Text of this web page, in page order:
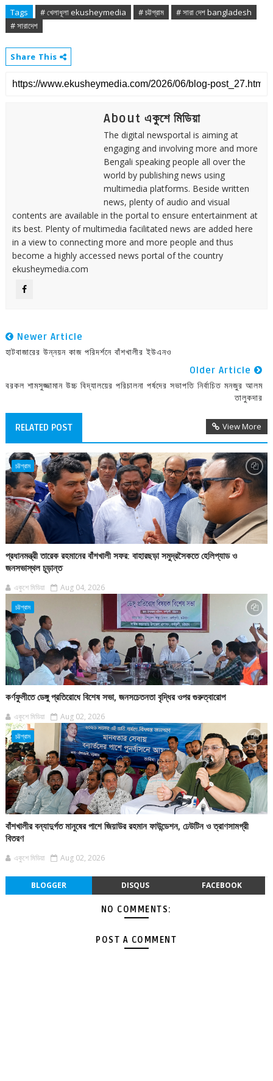
Tags # খেলাধূলা ekusheymedia # চট্টগ্রাম
# সারা দেশ bangladesh
# সারাদেশ
Share This
About একুশে মিডিয়া
The digital newsportal is aiming at
engaging and involving more and more
Bengali speaking people all over the
world by publishing news using
multimedia platforms. Beside written
news, plenty of audio and visual
contents are available in the portal to ensure entertainment at
its best. Plenty of multimedia facilitated news are added here
in a view to connecting more and more people and thus
become a highly accessed news portal of the country
ekusheymedia.com
Newer Article
হাটবাজারের উন্নয়ন কাজ পরিদর্শনে বাঁশখালীর ইউএনও
Older Article
বরকল শামসুজ্জামান উচ্চ বিদ্যালয়ের পরিচালনা পর্ষদের সভাপতি নির্বাচিত মনজুর আলম
তালুকদার
RELATED POST View More
চট্টগ্রাম
প্রধানমন্ত্রী তারেক রহমানের বাঁশখালী সফর: বাহারছড়া সমুদ্রসৈকতে হেলিপ্যাড ও
জনসভাস্থল চূড়ান্ত
একুশে মিডিয়া Aug 04, 2026
চট্টগ্রাম
কর্ণফুলীতে ডেঙ্গু প্রতিরোধে বিশেষ সভা, জনসচেতনতা বৃদ্ধির ওপর গুরুত্বারোপ
একুশে মিডিয়া Aug 02, 2026
চট্টগ্রাম
বাঁশখালীর বন্যাদুর্গত মানুষের পাশে জিয়াউর রহমান ফাউন্ডেশন, ঢেউটিন ও ত্রাণসামগ্রী
বিতরণ
একুশে মিডিয়া Aug 02, 2026
BLOGGER DISQUS FACEBOOK
NO COMMENTS:
POST A COMMENT